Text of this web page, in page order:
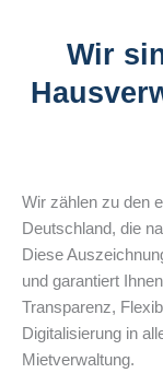
Wir
Wir zählen zu den
Deutschland, die
Diese
und garantiert
Transparenz,
Digitalisierung in
Mietverwaltung.